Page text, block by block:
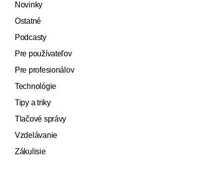
Novinky
Ostatné
Podcasty
Pre používateľov
Pre profesionálov
Technológie
Tipy a triky
Tlačové správy
Vzdelávanie
Zákulisie